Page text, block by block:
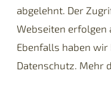
abgelehnt. Der
Webseiten erfolgen
Ebenfalls haben
Datenschutz. Mehr